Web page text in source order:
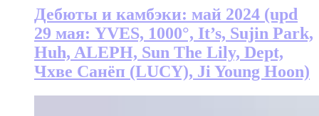
Дебюты и камбэки: май 2024 (upd
29 мая: YVES, 1000°, It’s, Sujin Park,
Huh, ALEPH, Sun The Lily, Dept,
Чхве Санёп (LUCY), Ji Young Hoon)